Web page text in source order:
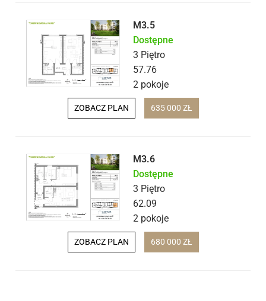
M3.5
3 Piętro
57.76
2 pokoje
Dostępne
ZOBACZ PLAN 635 000 ZŁ
M3.6
3 Piętro
62.09
2 pokoje
Dostępne
ZOBACZ PLAN 680 000 ZŁ